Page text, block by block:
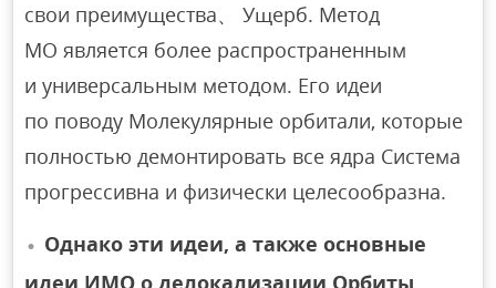
свои преимущества、 Ущерб. Метод
МО является более распространенным
и универсальным методом. Его идеи
по поводу Молекулярные орбитали, которые
полностью демонтировать все ядра Система
прогрессивна и физически целесообразна.
Однако эти идеи, а также основные
идеи ИМО о делокализации Орбиты